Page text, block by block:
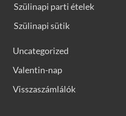
Szülinapi parti ételek
Szülinapi sütik
Uncategorized
Valentin-nap
Visszaszámlálók